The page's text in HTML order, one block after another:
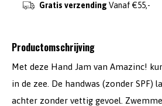
Gratis verzending Vanaf €55,-
Productomschrijving
Met deze Hand Jam van Amazinc!
in de zee. De handwas (zonder SPF)
achter zonder vettig gevoel.